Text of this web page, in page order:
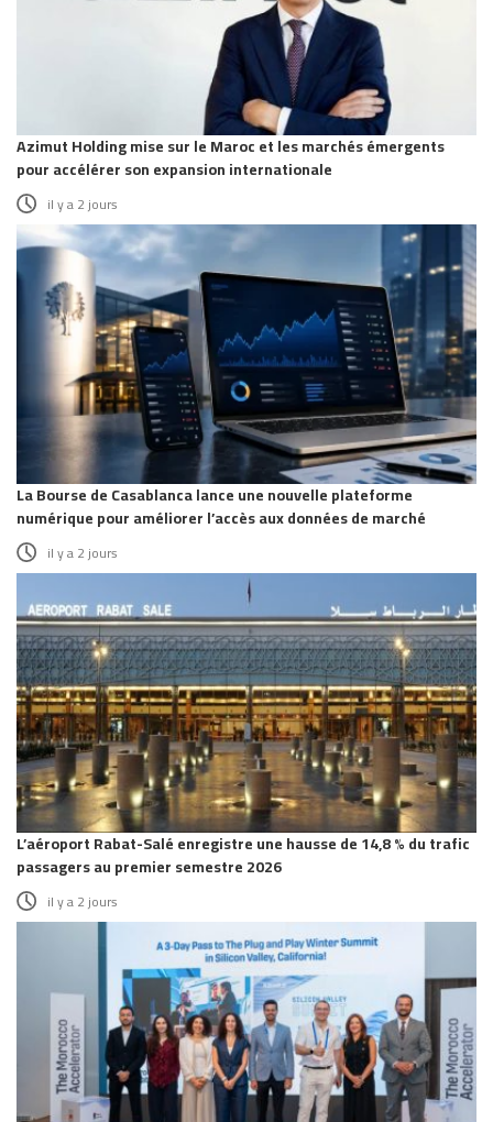
Azimut Holding mise sur le Maroc et les marchés émergents
pour accélérer son expansion internationale
il y a 2 jours
La Bourse de Casablanca lance une nouvelle plateforme
numérique pour améliorer l’accès aux données de marché
il y a 2 jours
L’aéroport Rabat-Salé enregistre une hausse de 14,8 % du trafic
passagers au premier semestre 2026
il y a 2 jours